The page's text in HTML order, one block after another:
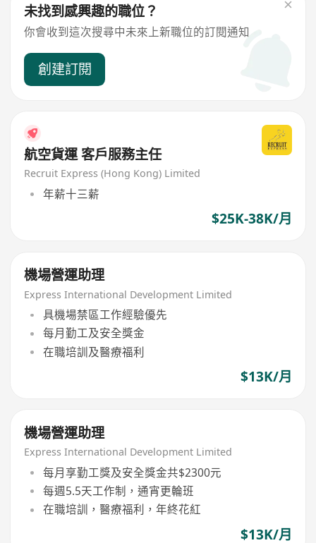
未找到感興趣的職位？
你會收到這次搜尋中未來上新職位的訂閱通知
創建訂閱
航空貨運 客戶服務主任
Recruit Express (Hong Kong) Limited
年薪十三薪
$25K-38K/月
機場營運助理
Express International Development Limited
具機場禁區工作經驗優先
每月勤工及安全獎金
在職培訓及醫療福利
$13K/月
機場營運助理
Express International Development Limited
每月享勤工獎及安全獎金共$2300元
每週5.5天工作制，通宵更輪班
在職培訓，醫療福利，年終花紅
$13K/月